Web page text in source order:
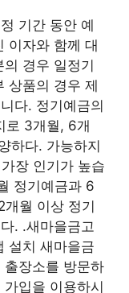
기간 동안 예
이자와 함께 대
경우 일정기
상품의 경우 제
다. 정기예금의
로 3개월, 6개
하다. 가능하지
장 인기가 높습
정기예금과 6
월 이상 정기
. .새마을금고
설치 새마을금
장소를 방문하
입을 이용하시